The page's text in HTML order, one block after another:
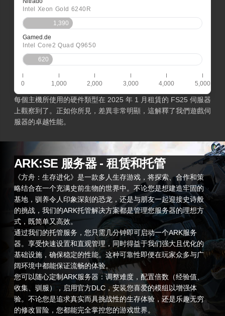
Intel Xeon Gold 6240R
1,390
Gamed.de
Intel Core2 Quad Q9650
620
0 1,000 2,000 3,000 4,000 5,000
每個主機所使用的硬件類型在 2025 年 1 月租賃的 FS25 伺服器
上觀察到了。正如你所見，差異非常明顯，這解釋了我們遊戲伺
服器的卓越性能。
ARK:SE 服务器 - 租赁和托管
《方舟：生存进化》是一款多人生存游戏，将探索、合作和策
略结合在一个充满史前生物的世界中。不论您是想建造牢固的
基地，驯养令人印象深刻的恐龙，还是与朋友一起迎接史诗般
的挑战，我们的ARK托管解决方案都是管理您服务器的理想方
式，既简单又高效。
通过我们的托管服务，您只需几分钟即可启动一个ARK服务
器。享受快速设置和直观管理，同时得益于我们强大且优化的
基础设施，确保稳定的性能。这种可靠性即便在玩家众多与广
阔环境中都能保证流畅的体验。
您可以随心定制ARK服务器：调整难度，配置倍数（经验值、
收集、驯服），启用官方DLC，安装您喜爱的模组以增强体
验。不论您是追求真实而具挑战性的生存体验，还是乐趣无穷
的修改冒险，您都能完全掌控您的游戏世界。